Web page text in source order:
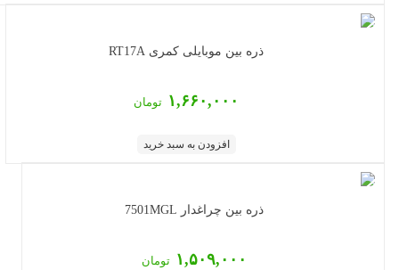
ذره بین موبایلی کمری RT17A
۱,۶۶۰,۰۰۰تومان
افزودن به سبد خرید
ذره بین چراغدار 7501MGL
۱,۵۰۹,۰۰۰تومان